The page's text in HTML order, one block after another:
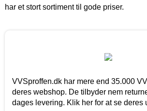
har et stort sortiment til gode priser.
VVSproffen.dk har mere end 35.000
deres webshop. De tilbyder nem
dages levering. Klik her for at se deres